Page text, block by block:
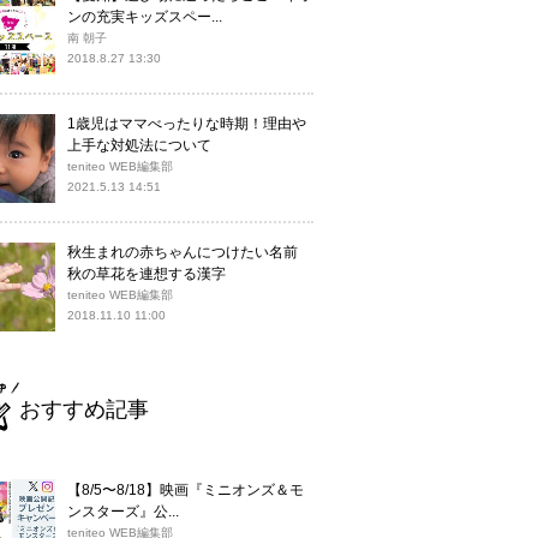
ンの充実キッズスペー...
南 朝子
2018.8.27 13:30
1歳児はママべったりな時期！理由や
上手な対処法について
teniteo WEB編集部
2021.5.13 14:51
秋生まれの赤ちゃんにつけたい名前
秋の草花を連想する漢字
teniteo WEB編集部
2018.11.10 11:00
おすすめ記事
【8/5〜8/18】映画『ミニオンズ＆モ
ンスターズ』公...
teniteo WEB編集部